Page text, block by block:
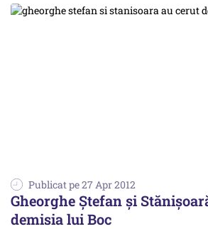
Publicat pe 27 Apr 2012
Gheorghe Ştefan și
demisia lui Boc